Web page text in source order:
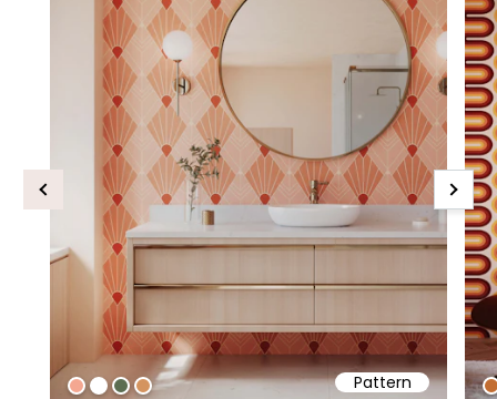
Pattern
#f4a791
#ffffff
#5b6d51
#d4945f
Previous Next